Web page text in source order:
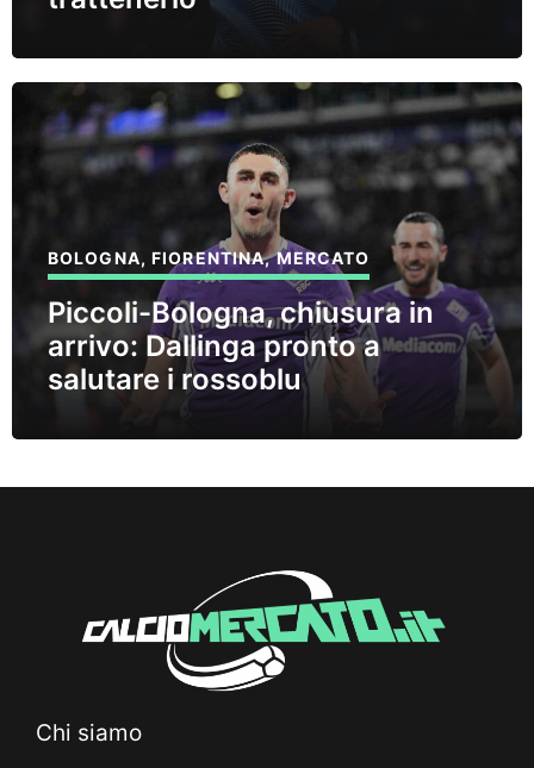
BOLOGNA,FIORENTINA,MERCATO
Piccoli-Bologna, chiusura in
arrivo: Dallinga pronto a
salutare i rossoblu
Chi siamo